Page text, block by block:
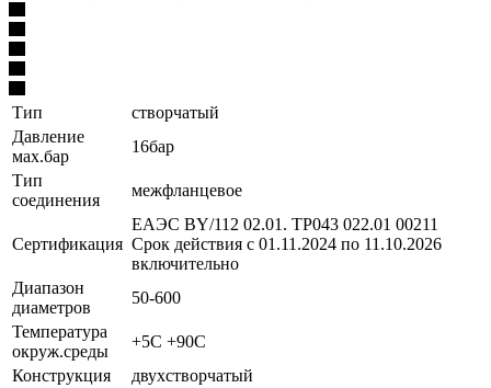
Тип
створчатый
Давление
мах.бар
16бар
Тип
соединения
межфланцевое
Сертификация
ЕАЭС BY/112 02.01. TP043 022.01 00211
Срок действия с 01.11.2024 по 11.10.2026
включительно
Диапазон
диаметров
50-600
Температура
окруж.среды
+5C +90C
Конструкция
двухстворчатый